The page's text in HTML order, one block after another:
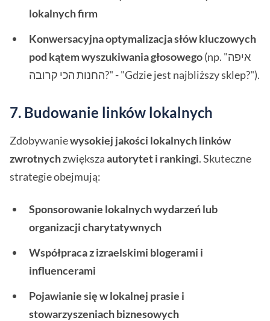
lokalnych firm
Konwersacyjna optymalizacja słów kluczowych
pod kątem wyszukiwania głosowego(np. "איפה
החנות הכי קרובה?" - "Gdzie jest najbliższy sklep?").
7. Budowanie linków lokalnych
Zdobywaniewysokiej jakości lokalnych linków
zwrotnychzwiększaautorytet i rankingi. Skuteczne
strategie obejmują:
Sponsorowanie lokalnych wydarzeń lub
organizacji charytatywnych
Współpraca z izraelskimi blogerami i
influencerami
Pojawianie się w lokalnej prasie i
stowarzyszeniach biznesowych